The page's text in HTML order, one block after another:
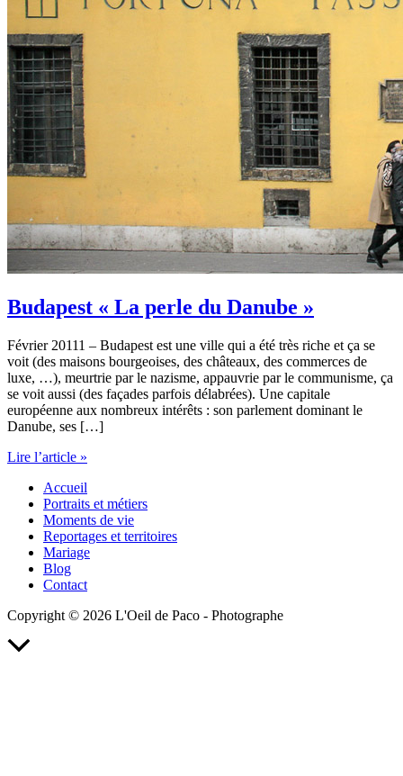
Budapest « La perle du Danube »
Février 20111 – Budapest est une ville qui a été très riche et ça se
voit (des maisons bourgeoises, des châteaux, des commerces de
luxe, …), meurtrie par le nazisme, appauvrie par le communisme, ça
se voit aussi (des façades parfois délabrées). Une capitale
européenne aux nombreux intérêts : son parlement dominant le
Danube, ses […]
Budapest
perle
Danube
Lire l’article »
Accueil
Portraits et métiers
Moments de vie
Reportages et territoires
Mariage
Blog
Contact
Copyright © 2026 L'Oeil de Paco - Photographe